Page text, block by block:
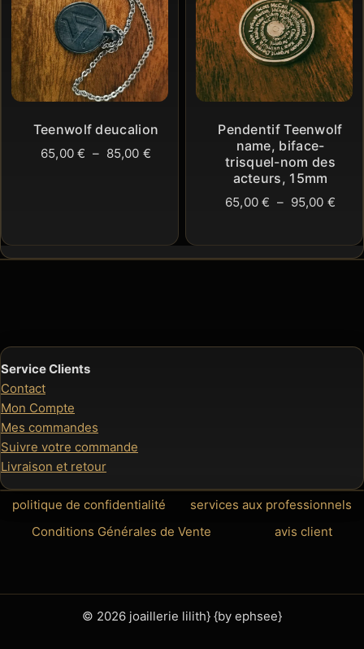
Teenwolf deucalion
65,00€ – 85,00 €Plage
85,00 €
Pendentif Teenwolf
name, biface-
trisquel-nom des
acteurs, 15mm
65,00€ – 95,00 €
prix :
Service Clients
Contact
Mon Compte
Mes commandes
Suivre votre commande
Livraison et retour
politique de confidentialité
services aux professionnels
Conditions Générales de Vente
avis client
© 2026 joaillerie lilith} {by ephsee}